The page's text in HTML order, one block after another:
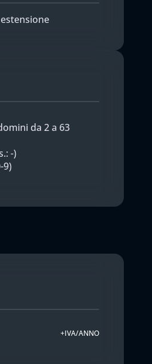
da 2 a 63
-)
9)
+IVA/ANNO